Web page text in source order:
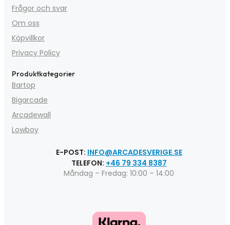
Frågor och svar
Om oss
Köpvillkor
Privacy Policy
Produktkategorier
Bartop
Bigarcade
Arcadewall
Lowboy
E-POST: INFO@ARCADESVERIGE.SE
TELEFON: +46 79 334 8387
Måndag – Fredag: 10:00 – 14:00